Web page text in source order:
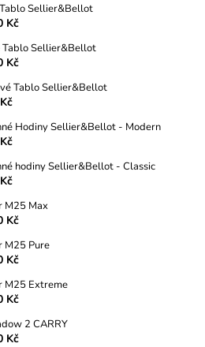
Sellier&Bellot
Kč
Tablo Sellier&Bellot
Kč
Tablo Sellier&Bellot
Hodiny Sellier&Bellot - Modern
hodiny Sellier&Bellot - Classic
M25 Max
Kč
M25 Pure
Kč
M25 Extreme
Kč
2 CARRY
Kč